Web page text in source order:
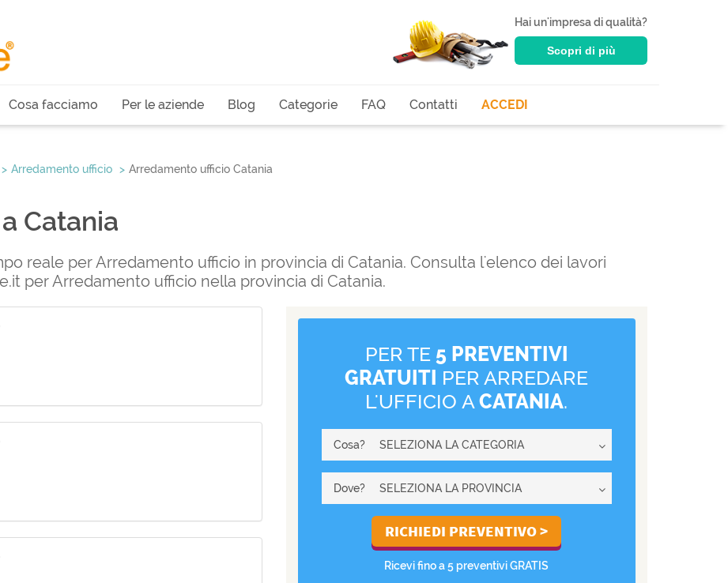
Hai un'impresa di qualità?
Scopri di più
Cosa facciamo Per le aziende Blog Categorie FAQ Contatti ACCEDI
Arredamento ufficio Arredamento ufficio Catania
Catania
reale per Arredamento ufficio in provincia di Catania. Consulta l'elenco dei lavori
per Arredamento ufficio nella provincia di Catania.
PER TE 5 PREVENTIVI
GRATUITI PER ARREDARE
L'UFFICIO ACATANIA.
Cosa?
Dove?
Ricevi fino a 5 preventivi GRATIS